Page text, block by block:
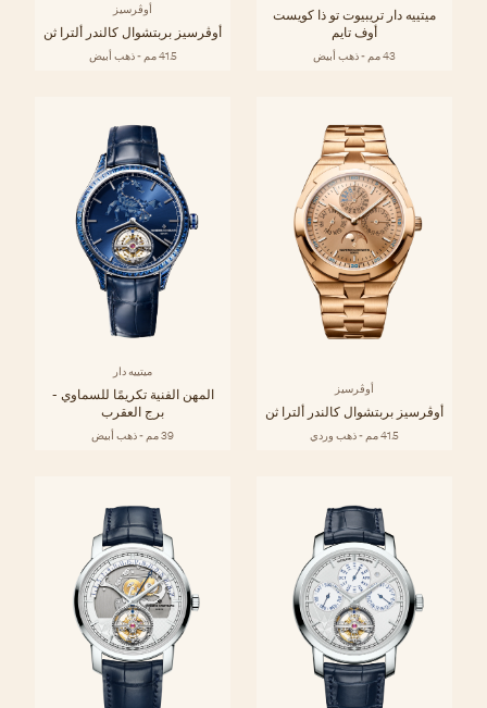
ميتييه دار تريبيوت تو ذا كويست
أوف تايم
43 مم - ذهب أبيض
أوڤرسيز
أوڤرسيز بربتشوال كالندر ألترا ثن
41.5 مم - ذهب أبيض
أوڤرسيز
أوڤرسيز بربتشوال كالندر ألترا ثن
41.5 مم - ذهب وردي
ميتييه دار
المهن الفنية تكريمًا للسماوي -
برج العقرب
39 مم - ذهب أبيض